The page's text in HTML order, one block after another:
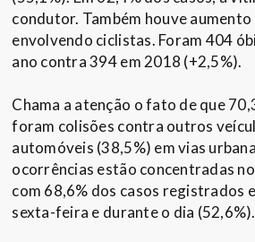
condutor. Também houve aumento
envolvendo ciclistas. Foram 404
ano contra 394 em 2018 (+2,5%).
Chama a atenção o fato de que
foram colisões contra outros
automóveis (38,5%) em vias
ocorrências estão concentradas
com 68,6% dos casos registrados
sexta-feira e durante o dia (52,6%).